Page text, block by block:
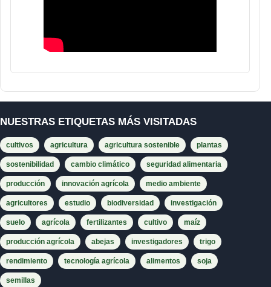
NUESTRAS ETIQUETAS MÁS VISITADAS
cultivos agricultura agricultura sostenible plantas
sostenibilidad cambio climático seguridad alimentaria
producción innovación agrícola medio ambiente
agricultores estudio biodiversidad investigación
suelo agrícola fertilizantes cultivo maíz
producción agrícola abejas investigadores trigo
rendimiento tecnología agrícola alimentos soja
semillas